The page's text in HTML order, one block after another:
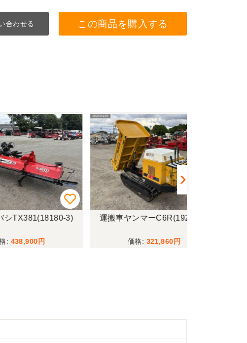
合わせる この商品を購入する
3) 運搬車ヤンマーC6R(19240-3)
321,860